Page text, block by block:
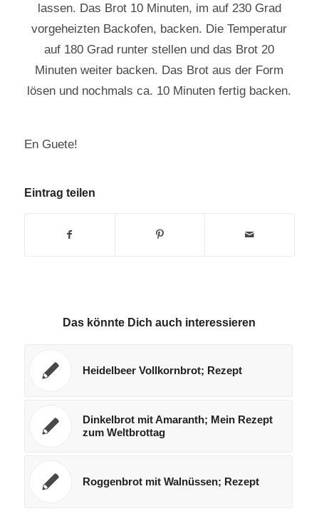
lassen. Das Brot 10 Minuten, im auf 230 Grad
vorgeheizten Backofen, backen. Die Temperatur
auf 180 Grad runter stellen und das Brot 20
Minuten weiter backen. Das Brot aus der Form
lösen und nochmals ca. 10 Minuten fertig backen.
En Guete!
Eintrag teilen
Das könnte Dich auch interessieren
Heidelbeer Vollkornbrot; Rezept
Dinkelbrot mit Amaranth; Mein Rezept
zum Weltbrottag
Roggenbrot mit Walnüssen; Rezept